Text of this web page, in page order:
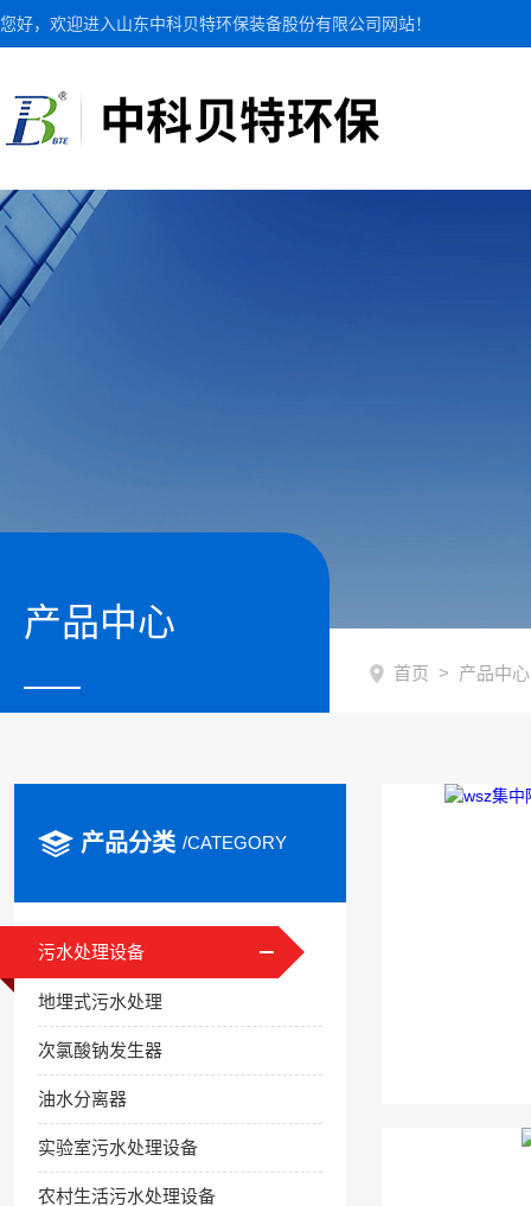
您好，欢迎进入山东中科贝特环保装备股份有限公司网站！
产品中心
首页 > 产品中心
产品分类 /CATEGORY
污水处理设备
地埋式污水处理
次氯酸钠发生器
油水分离器
实验室污水处理设备
农村生活污水处理设备